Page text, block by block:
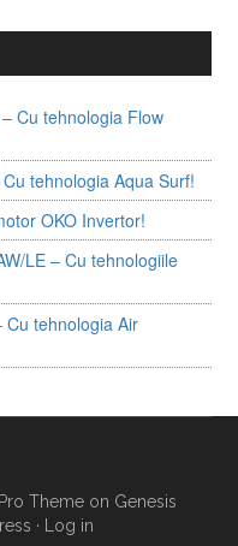
Cu tehnologia Flow
tehnologia Aqua Surf!
OKO Invertor!
LE – Cu tehnologiile
Cu tehnologia Air
Theme on Genesis
· Log in